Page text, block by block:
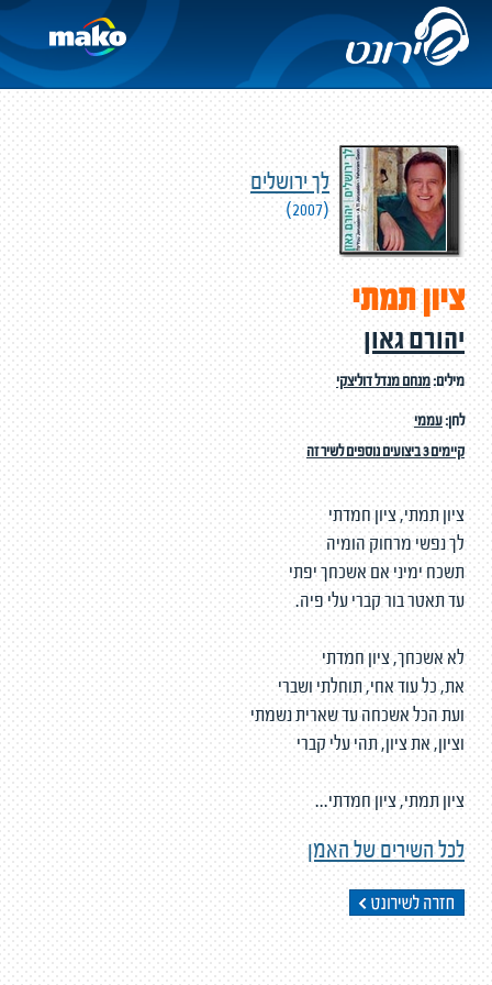
לך ירושלים
(2007)
ציון תמתי
יהורם גאון
מילים:מנחם מנדל דוליצקי
לחן:עממי
קיימים 3 ביצועים נוספים לשיר זה
ציון תמתי, ציון חמדתי
לך נפשי מרחוק הומיה
תשכח ימיני אם אשכחך יפתי
עד תאטר בור קברי עלי פיה.
לא אשכחך, ציון חמדתי
את, כל עוד אחי, תוחלתי ושברי
ועת הכל אשכחה עד שארית נשמתי
וציון, את ציון, תהי עלי קברי
ציון תמתי, ציון חמדתי...
לכל השירים של האמן